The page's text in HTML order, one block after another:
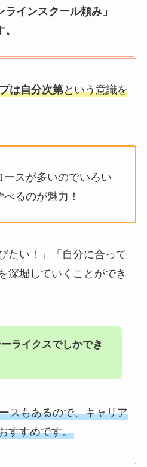
インスクール頼み」
は自分次第という意識を
ースが多いのでいろい
るのが魅力！
たい！」「自分に合って
深堀していくことができ
ライクスでしかでき
スもあるので、キャリア
すすめです。